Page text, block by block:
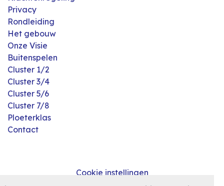
Privacy
Rondleiding
Het gebouw
Onze Visie
Buitenspelen
Cluster 1/2
Cluster 3/4
Cluster 5/6
Cluster 7/8
Ploeterklas
Contact
Cookie instellingen